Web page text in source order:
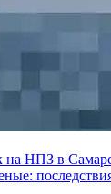
на НПЗ в